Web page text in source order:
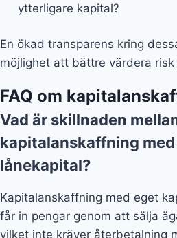
ytterligare kapital?
En ökad transparens kring
möjlighet att bättre värdera
FAQ om
Vad är skillnaden
kapitalanskaffning
lånekapital?
Kapitalanskaffning med eget
får in pengar genom att sälja
vilket inte kräver återbetalning